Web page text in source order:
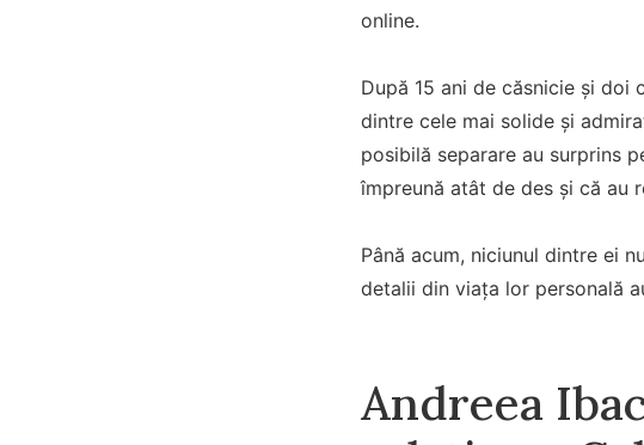
online.
După 15 ani de căsnicie și doi
dintre cele mai solide și
posibilă separare au surprins
împreună atât de des și că au
Până acum, niciunul dintre ei
detalii din viața lor personală
Andreea